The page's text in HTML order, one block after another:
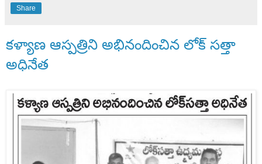
Share
కళ్యాణ ఆస్పత్రిని అభినందించిన లోక్ సత్తా
అధినేత